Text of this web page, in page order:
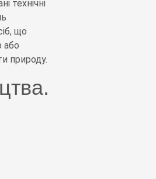
технічні
що
або
природу.